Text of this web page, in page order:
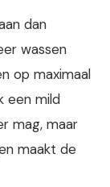
dan
wassen
op maximaal
een mild
mag, maar
maakt de